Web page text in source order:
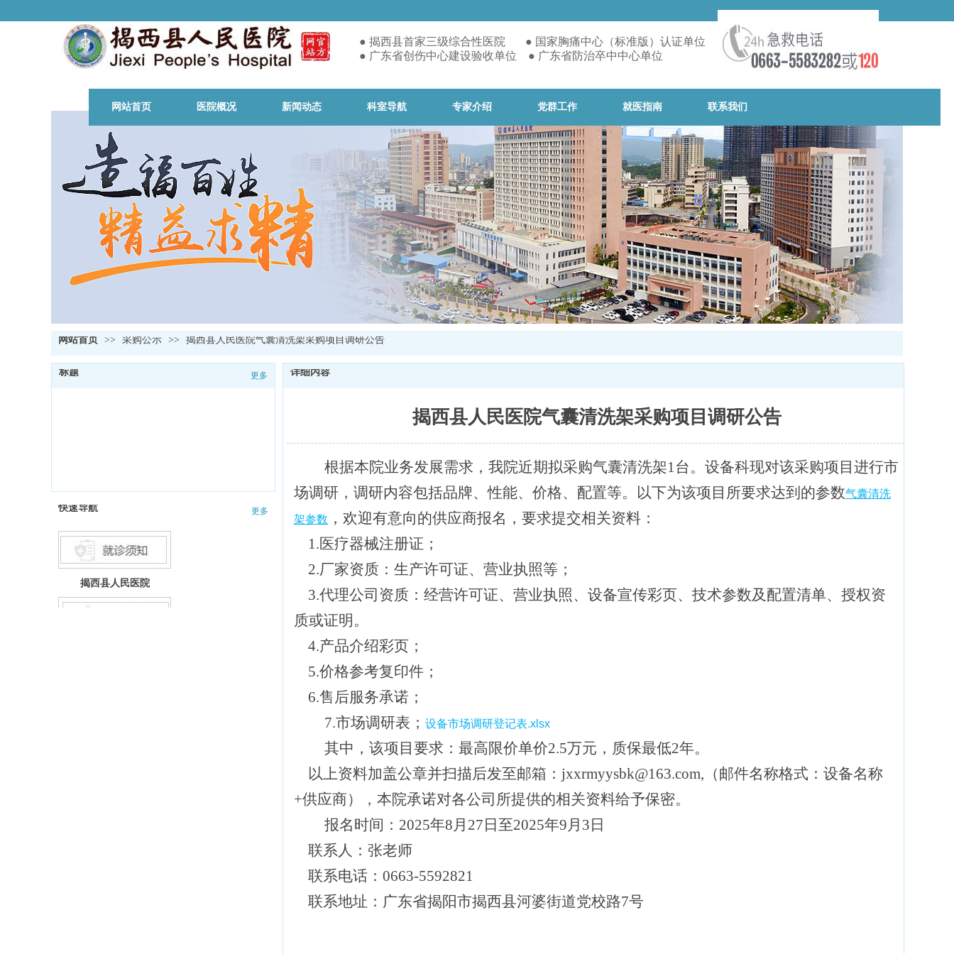
● 揭西县首家三级综合性医院 ● 国家胸痛中心（标准版）认证单位
● 广东省创伤中心建设验收单位 ● 广东省防治卒中中心单位
网站首页 医院概况 新闻动态 科室导航 专家介绍 党群工作 就医指南 联系我们
网站首页 >> 采购公示 >> 揭西县人民医院气囊清洗架采购项目调研公告
标题 更多
快速导航 更多
揭西县人民医院
就诊流程
详细内容
揭西县人民医院气囊清洗架采购项目调研公告
根据本院业务发展需求，我院近期拟采购气囊清洗架1台。设备科现对该采购项目进行市
场调研，调研内容包括品牌、性能、价格、配置等。以下为该项目所要求达到的参数气囊清洗
架参数 ，欢迎有意向的供应商报名，要求提交相关资料：
1.医疗器械注册证；
2.厂家资质：生产许可证、营业执照等；
3.代理公司资质：经营许可证、营业执照、设备宣传彩页、技术参数及配置清单、授权资
质或证明。
4.产品介绍彩页；
5.价格参考复印件；
6.售后服务承诺；
7.市场调研表； 设备市场调研登记表.xlsx
其中，该项目要求： 最高限价单价2.5万元，质保最低2年。
以上资料加盖公章并扫描后发至邮箱：jxxrmyysbk@163.com,（邮件名称格式：设备名称
+供应商），本院承诺对各公司所提供的相关资料给予保密。
报名时间：2025年8月27日至2025年9月3日
联系人：张老师
联系电话：0663-5592821
联系地址：广东省揭阳市揭西县河婆街道党校路7号